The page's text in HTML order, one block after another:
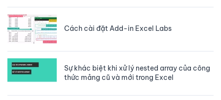
Cách cài đặt Add-in Excel Labs
Sự khác biệt khi xử lý nested array của công
thức mảng cũ và mới trong Excel